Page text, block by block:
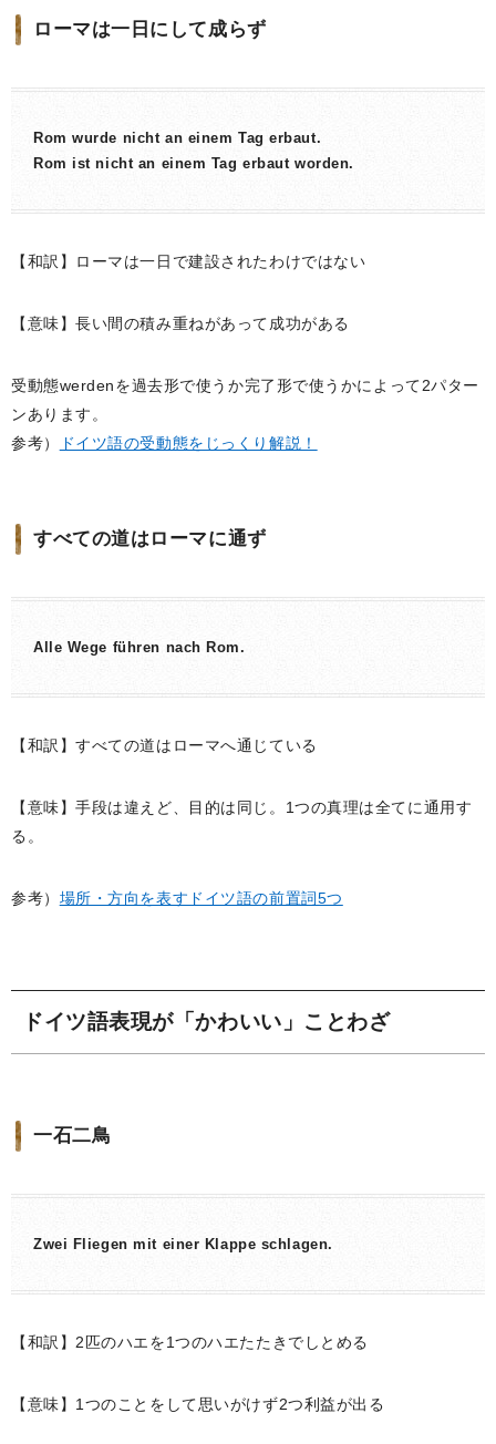
ローマは一日にして成らず
Rom wurde nicht an einem Tag erbaut.
Rom ist nicht an einem Tag erbaut worden.
【和訳】ローマは一日で建設されたわけではない
【意味】長い間の積み重ねがあって成功がある
受動態werdenを過去形で使うか完了形で使うかによって2パター
ンあります。
参考）
ドイツ語の受動態をじっくり解説！
すべての道はローマに通ず
Alle Wege führen nach Rom.
【和訳】すべての道はローマへ通じている
【意味】手段は違えど、目的は同じ。1つの真理は全てに通用す
る。
参考） 場所・方向を表すドイツ語の前置詞5つ
ドイツ語表現が「かわいい」ことわざ
一石二鳥
Zwei Fliegen mit einer Klappe schlagen.
【和訳】2匹のハエを1つのハエたたきでしとめる
【意味】1つのことをして思いがけず2つ利益が出る